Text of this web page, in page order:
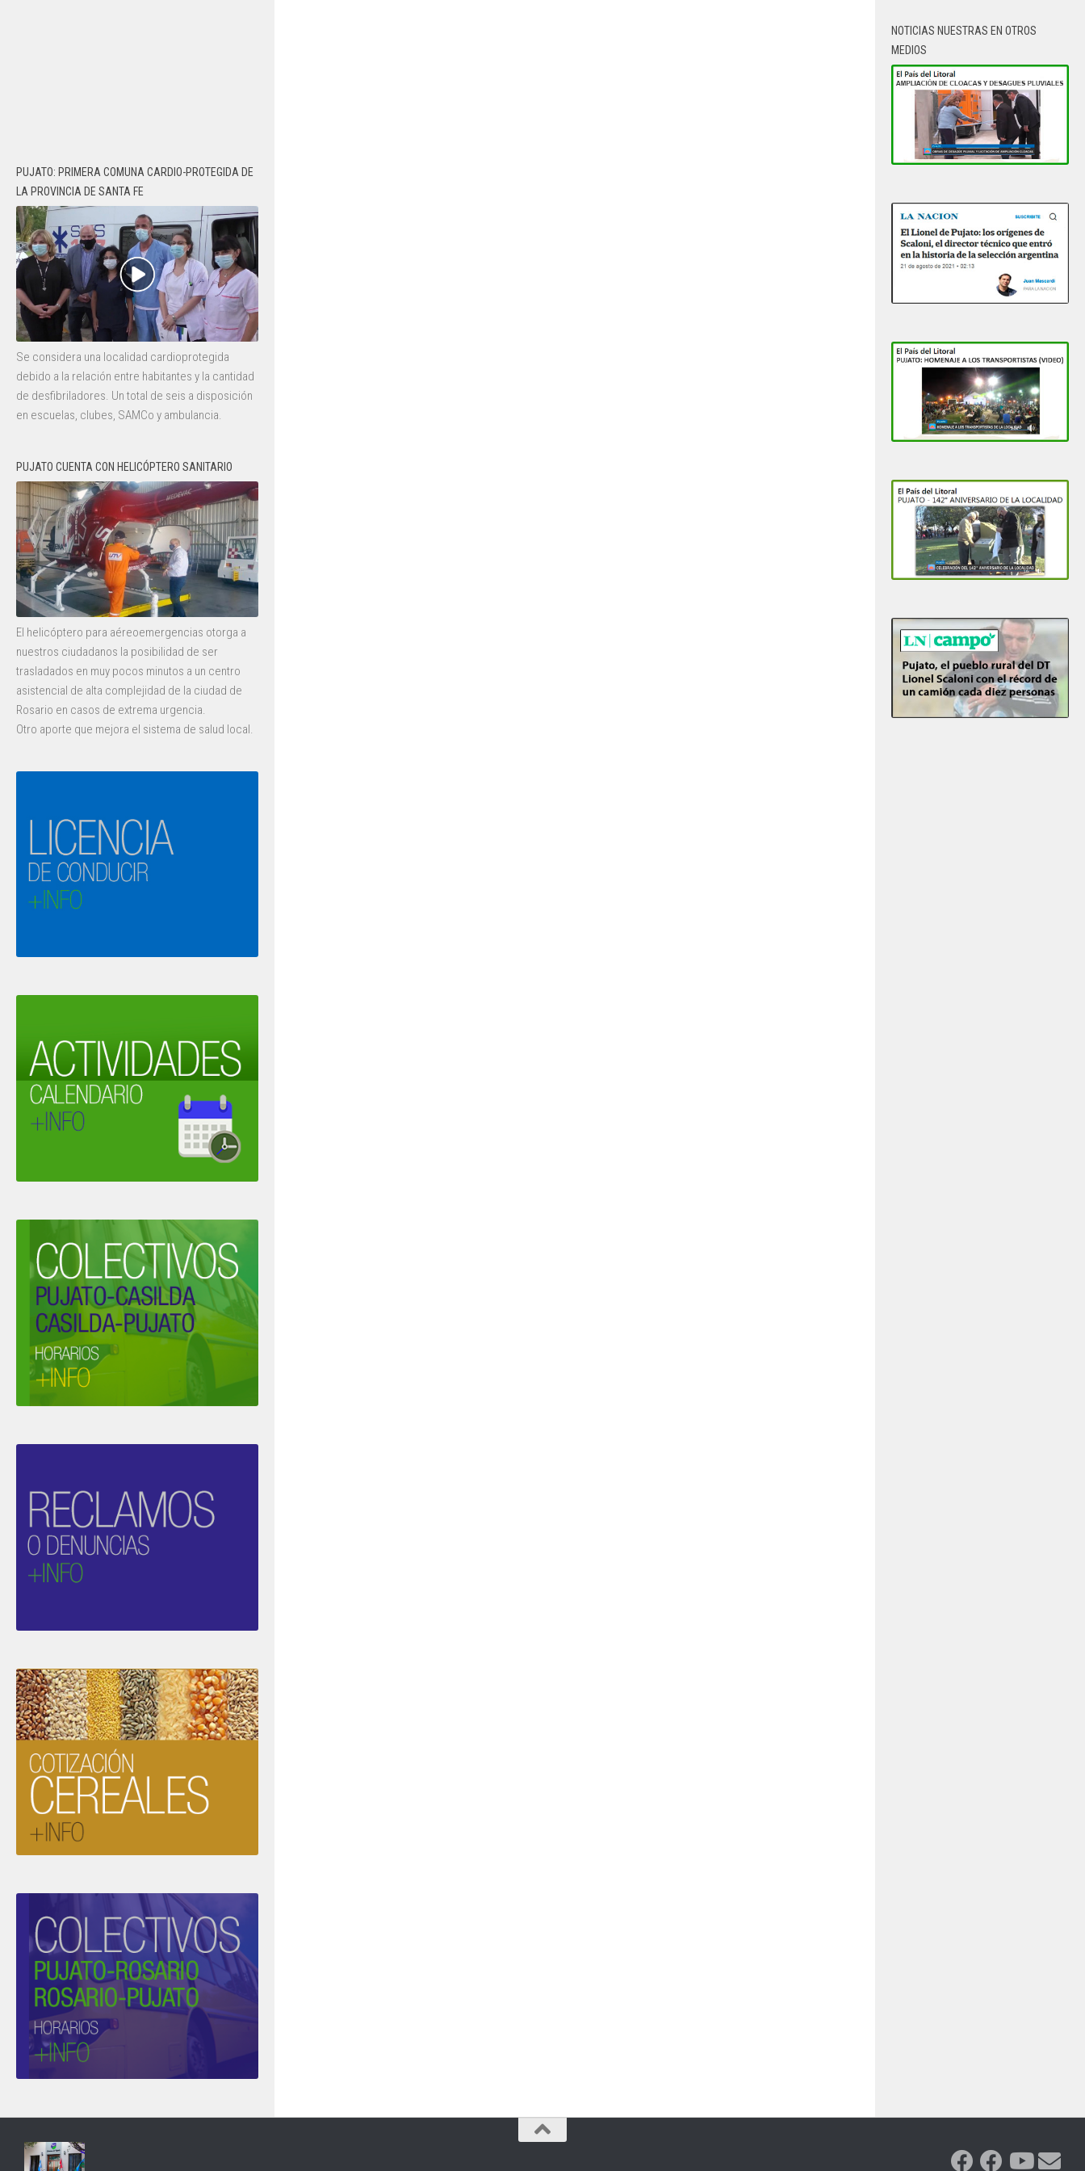
PUJATO: PRIMERA COMUNA CARDIO-PROTEGIDA DE
LA PROVINCIA DE SANTA FE
Se considera una localidad cardioprotegida
debido a la relación entre habitantes y la cantidad
de desfibriladores. Un total de seis a disposición
en escuelas, clubes, SAMCo y ambulancia.
PUJATO CUENTA CON HELICÓPTERO SANITARIO
El helicóptero para aéreoemergencias otorga a
nuestros ciudadanos la posibilidad de ser
trasladados en muy pocos minutos a un centro
asistencial de alta complejidad de la ciudad de
Rosario en casos de extrema urgencia.
Otro aporte que mejora el sistema de salud local.
NOTICIAS NUESTRAS EN OTROS
MEDIOS